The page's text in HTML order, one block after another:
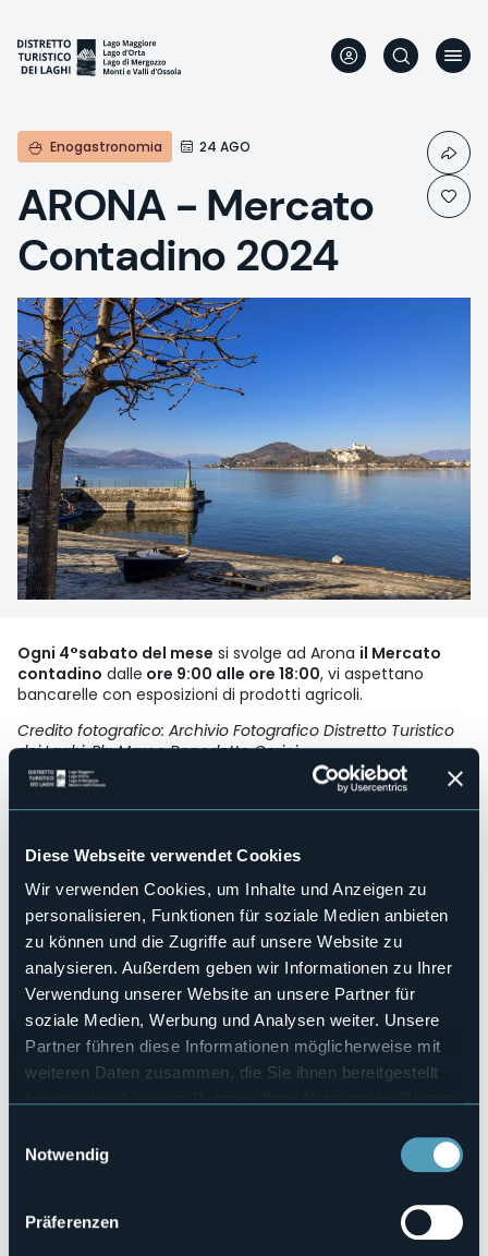
Diese Webseite verwendet Cookies
Wir verwenden Cookies, um Inhalte und Anzeigen zu
personalisieren, Funktionen für soziale Medien anbieten
zu können und die Zugriffe auf unsere Website zu
analysieren. Außerdem geben wir Informationen zu Ihrer
Verwendung unserer Website an unsere Partner für
soziale Medien, Werbung und Analysen weiter. Unsere
Partner führen diese Informationen möglicherweise mit
weiteren Daten zusammen, die Sie ihnen bereitgestellt
Notwendig
Präferenzen
Inhalt
Enogastronomia 24 AGO
ARONA - Mercato
Contadino 2024
Ogni 4°sabato del mese si svolge ad Arona il Mercato
contadino dalle ore 9:00 alle ore 18:00, vi aspettano
bancarelle con esposizioni di prodotti agricoli.
Credito fotografico: Archivio Fotografico Distretto Turistico
dei Laghi, Ph: Marco Benedetto Cerini
Veranstaltungsmanager
Lungolago Nassiriya
Telefon
+39 0322 243601 / + 39 333 7730636
E-mail
turismo.arona@comune.arona.no.it
ilcrivello@gmail.com
Webseite
https://www.promoearte.it/arca/eventistorico/i-nostri-
mercati-agricoli/mercato-…
28041 - Arona (NO)